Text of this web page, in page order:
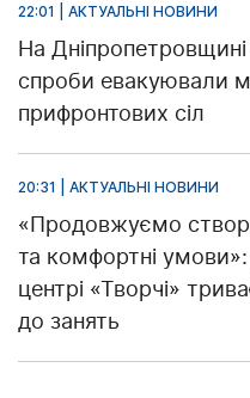
22:01 | АКТУАЛЬНІ НОВИНИ
На Дніпропетровщині
спроби евакуювали
прифронтових сіл
20:31 | АКТУАЛЬНІ НОВИНИ
«Продовжуємо
та комфортні
центрі «Творчі»
до занять